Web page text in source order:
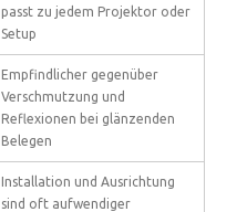
passt zu jedem Projektor oder
Setup
Empfindlicher gegenüber
Verschmutzung und
Reflexionen bei glänzenden
Belegen
Installation und Ausrichtung
sind oft aufwendiger